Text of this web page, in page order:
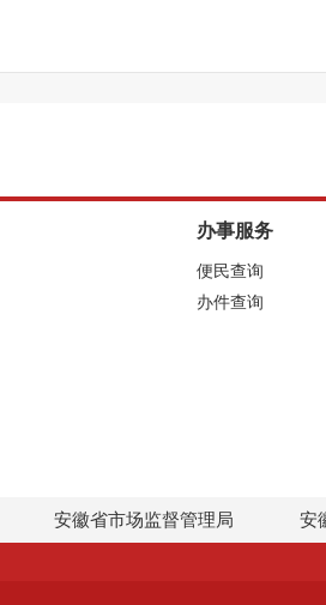
办事服务
便民查询
办件查询
安徽省市场监督管理局 安